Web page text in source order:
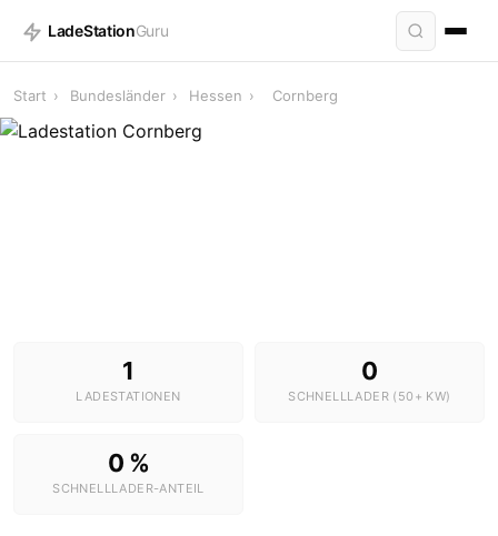
LadeStationGuru
Start › Bundesländer › Hessen › Cornberg
1
LADESTATIONEN
0
SCHNELLLADER (50+ KW)
0 %
SCHNELLLADER-ANTEIL